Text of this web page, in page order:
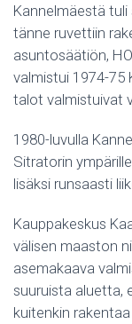
Kannelmäestä tuli
tänne ruvettiin
asuntosäätiön,
valmistui 1974-75
talot valmistuivat
1980-luvulla
Sitratorin
lisäksi runsaasti
Kauppakeskus
välisen maaston
asemakaava
suuruista aluetta,
kuitenkin